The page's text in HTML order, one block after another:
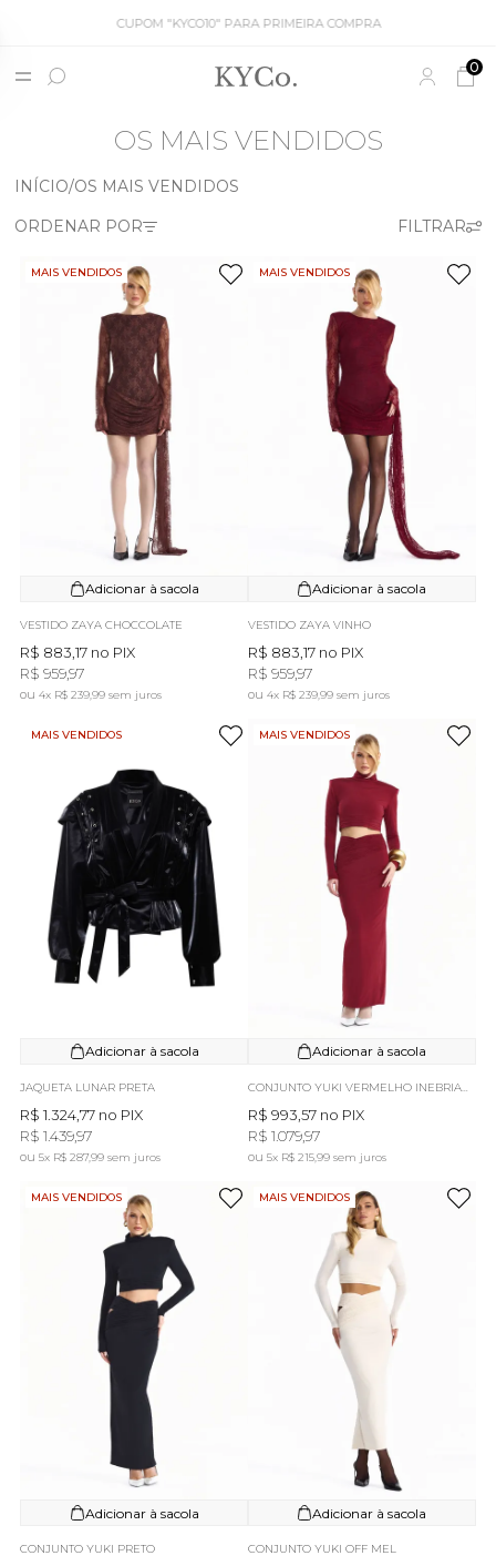
CUPOM "KYCO10" PARA PRIMEIRA COMPRA
0
OS MAIS VENDIDOS
INÍCIO OS MAIS VENDIDOS
MAIS VENDIDOS
Adicionar à sacola
VESTIDO ZAYA CHOCCOLATE
R$ 883,17 no PIX
R$ 959,97
4x R$ 239,99sem juros
MAIS VENDIDOS
Adicionar à sacola
VESTIDO ZAYA VINHO
R$ 883,17 no PIX
R$ 959,97
4x R$ 239,99 sem juros
MAIS VENDIDOS
Adicionar à sacola
JAQUETA LUNAR PRETA
R$ 1.324,77 no PIX
R$ 1.439,97
5x R$ 287,99sem juros
MAIS VENDIDOS
Adicionar à sacola
R$ 993,57 no PIX
R$ 1.079,97
5x R$ 215,99 sem juros
MAIS VENDIDOS
Adicionar à sacola
CONJUNTO YUKI PRETO
MAIS VENDIDOS
Adicionar à sacola
CONJUNTO YUKI OFF MEL